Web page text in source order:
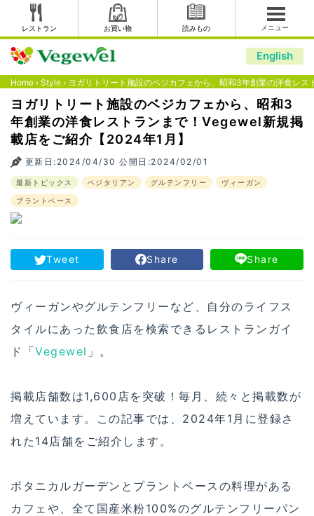
レストラン お買い物 読みもの メニュー
English
Home › Style › ヨガリトリート施設のベジカフェから、昭和3年創業の洋食レ
ヨガリトリート施設のベジカフェから、昭和3
年創業の洋食レストランまで！Vegewel新規掲
載店をご紹介【2024年1月】
更新日:2024/04/30 公開日:2024/02/01
最新トピックス ベジタリアン グルテンフリー ヴィーガン
プラントベース
Tweet Share Share
ヴィーガンやグルテンフリーなど、自分のライフス
タイルにあった飲食店を検索できるレストランガイ
ド「Vegewel 」。
掲載店舗数は1,600店を突破！毎月、続々と掲載数が
増えています。この記事では、2024年1月に登録さ
れた14店舗をご紹介します。
ボタニカルガーデンとプラントベースの料理がある
カフェや、全て国産米粉100%のグルテンフリーパン